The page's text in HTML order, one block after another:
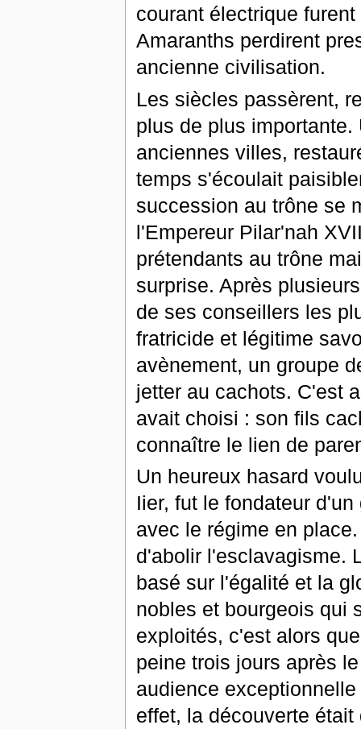
courant électrique
Amaranths perdirent
ancienne civilisation.
Les siècles passèrent,
plus de plus
anciennes villes,
temps s'écoulait
succession au trône se
l'Empereur Pilar'nah
prétendants au trône
surprise. Après
de ses conseillers les
fratricide et légitime
avènement, un groupe
jetter au cachots. C'est
avait choisi : son fils
connaître le lien de
Un heureux hasard
Iier, fut le fondateur
avec le régime en
d'abolir l'esclavagisme.
basé sur l'égalité et la
nobles et bourgeois qui
exploités, c'est alors
peine trois jours après
audience
effet, la découverte